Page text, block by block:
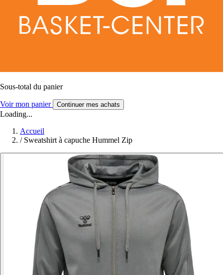
Sous-total du panier
Voir mon panier Continuer mes achats
Loading...
Accueil
/ Sweatshirt à capuche Hummel Zip